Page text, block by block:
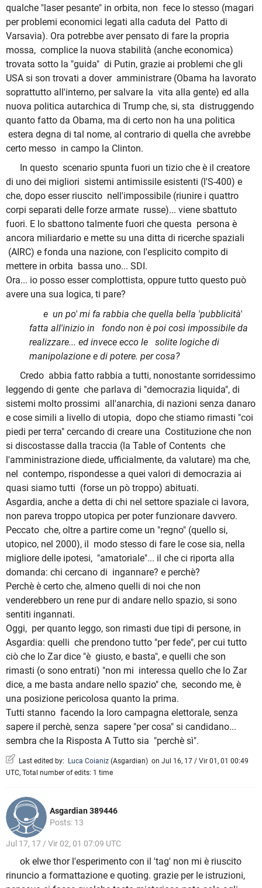
qualche "laser pesante" in orbita, non fece lo stesso (magari
per problemi economici legati alla caduta del Patto di
Varsavia). Ora potrebbe aver pensato di fare la propria
mossa, complice la nuova stabilità (anche economica)
trovata sotto la "guida" di Putin, grazie ai problemi che gli
USA si son trovati a dover amministrare (Obama ha lavorato
soprattutto all'interno, per salvare la vita alla gente) ed alla
nuova politica autarchica di Trump che, si, sta distruggendo
quanto fatto da Obama, ma di certo non ha una politica
estera degna di tal nome, al contrario di quella che avrebbe
certo messo in campo la Clinton.
In questo scenario spunta fuori un tizio che è il creatore
di uno dei migliori sistemi antimissile esistenti (l'S-400) e
che, dopo esser riuscito nell'impossibile (riunire i quattro
corpi separati delle forze armate russe)... viene sbattuto
fuori. E lo sbattono talmente fuori che questa persona è
ancora miliardario e mette su una ditta di ricerche spaziali
(AIRC) e fonda una nazione, con l'esplicito compito di
mettere in orbita bassa uno... SDI.
Ora... io posso esser complottista, oppure tutto questo può
avere una sua logica, ti pare?
e un po' mi fa rabbia che quella bella 'pubblicità'
fatta all'inizio in fondo non è poi così impossibile da
realizzare... ed invece ecco le solite logiche di
manipolazione e di potere. per cosa?
Credo abbia fatto rabbia a tutti, nonostante sorridessimo
leggendo di gente che parlava di "democrazia liquida", di
sistemi molto prossimi all'anarchia, di nazioni senza danaro
e cose simili a livello di utopia, dopo che stiamo rimasti "coi
piedi per terra" cercando di creare una Costituzione che non
si discostasse dalla traccia (la Table of Contents che
l'amministrazione diede, ufficialmente, da valutare) ma che,
nel contempo, rispondesse a quei valori di democrazia ai
quasi siamo tutti (forse un pò troppo) abituati.
Asgardia, anche a detta di chi nel settore spaziale ci lavora,
non pareva troppo utopica per poter funzionare davvero.
Peccato che, oltre a partire come un "regno" (quello si,
utopico, nel 2000), il modo stesso di fare le cose sia, nella
migliore delle ipotesi, "amatoriale"... il che ci riporta alla
domanda: chi cercano di ingannare? e perchè?
Perchè è certo che, almeno quelli di noi che non
venderebbero un rene pur di andare nello spazio, si sono
sentiti ingannati.
Oggi, per quanto leggo, son rimasti due tipi di persone, in
Asgardia: quelli che prendono tutto "per fede", per cui tutto
ciò che lo Zar dice "è giusto, e basta", e quelli che son
rimasti (o sono entrati) "non mi interessa quello che lo Zar
dice, a me basta andare nello spazio" che, secondo me, è
una posizione pericolosa quanto la prima.
Tutti stanno facendo la loro campagna elettorale, senza
sapere il perchè, senza sapere "per cosa" si candidano...
sembra che la Risposta A Tutto sia "perchè sì".
Last edited by: Luca Coianiz (Asgardian) on Jul 16, 17 / Vir 01, 01 00:49
UTC, Total number of edits: 1 time
Asgardian 389446
Posts: 13
Jul 17, 17 / Vir 02, 01 07:09 UTC
ok elwe thor l'esperimento con il 'tag' non mi è riuscito
rinuncio a formattazione e quoting. grazie per le istruzioni,